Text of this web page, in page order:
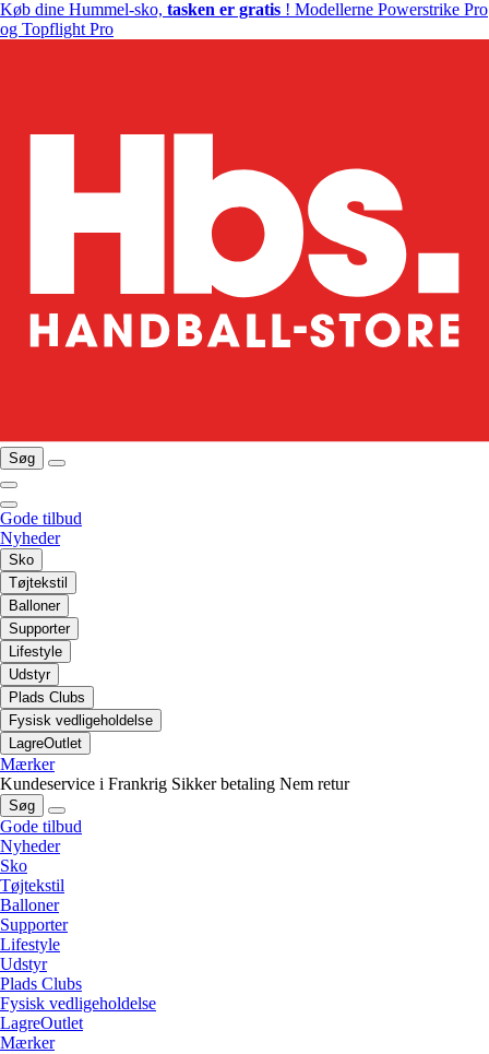
Køb dine Hummel-sko, tasken er gratis ! Modellerne Powerstrike Pro
og Topflight Pro
Søg
Gode tilbud
Nyheder
Sko
Tøjtekstil
Balloner
Supporter
Lifestyle
Udstyr
Plads Clubs
Fysisk vedligeholdelse
LagreOutlet
Mærker
Kundeservice i Frankrig Sikker betaling Nem retur
Søg
Gode tilbud
Nyheder
Sko
Tøjtekstil
Balloner
Supporter
Lifestyle
Udstyr
Plads Clubs
Fysisk vedligeholdelse
LagreOutlet
Mærker